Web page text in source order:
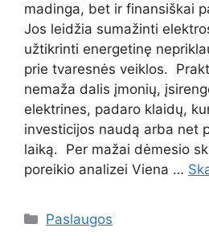
madinga, bet ir finansiškai
Jos leidžia sumažinti
užtikrinti energetinę
prie tvaresnės veiklos.
nemaža dalis įmonių,
elektrines, padaro klaidų,
investicijos naudą arba net
laiką. Per mažai dėmesio
poreikio analizei Viena …
Kategorijos
Paslaugos